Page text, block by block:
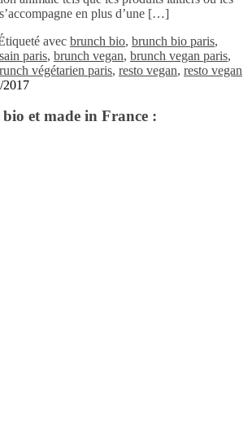
en plus d’une […]
avec brunch bio, brunch bio paris,
paris, brunch vegan, brunch vegan paris,
végétarien paris, resto vegan, resto vegan
2017
et made in France :